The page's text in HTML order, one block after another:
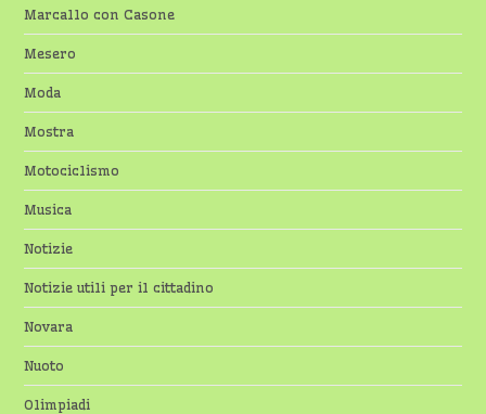
Marcallo con Casone
Mesero
Moda
Mostra
Motociclismo
Musica
Notizie
Notizie utili per il cittadino
Novara
Nuoto
Olimpiadi